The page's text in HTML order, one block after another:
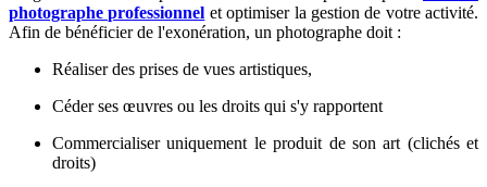
photographe professionnel et optimiser la gestion de votre activité.
Afin de bénéficier de l'exonération, un photographe doit :
Réaliser des prises de vues artistiques,
Céder ses œuvres ou les droits qui s'y rapportent
Commercialiser uniquement le produit de son art (clichés et
droits)